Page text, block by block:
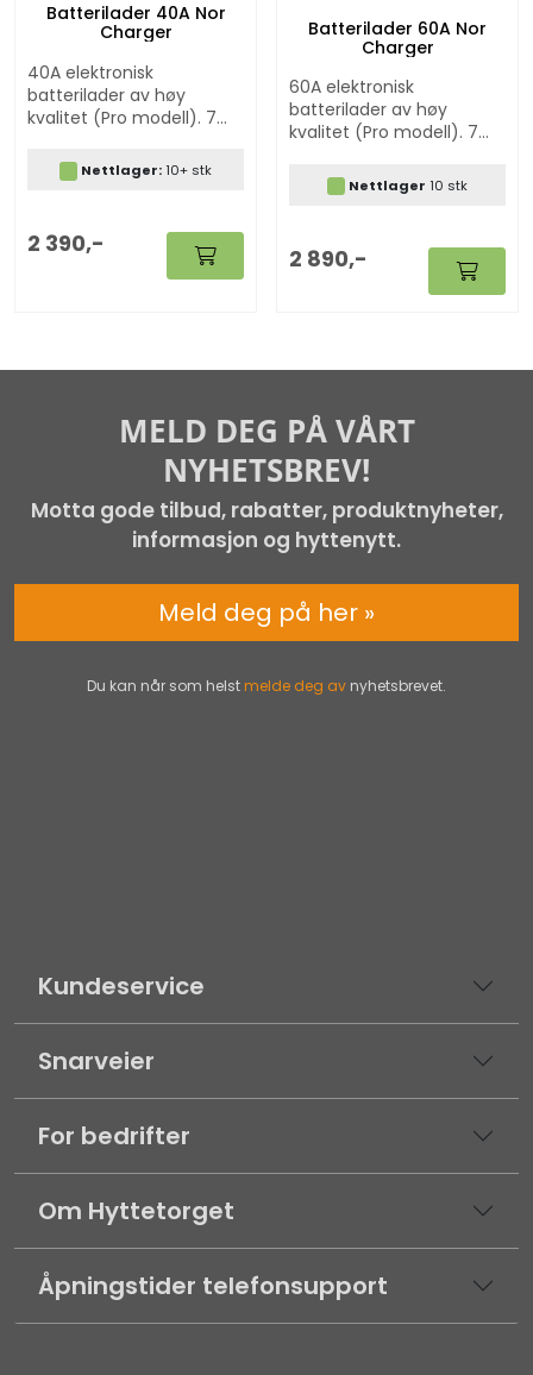
Batterilader 40A Nor
Charger
40A elektronisk
batterilader av høy
kvalitet (Pro modell). 7
modus for Lithium, AGM,
GEL og bly/syre batterier.
Nettlager:10+ stk
2 390,-
Batterilader 60A Nor
Charger
60A elektronisk
batterilader av høy
kvalitet (Pro modell). 7
modus for Lithium, AGM,
GEL og bly/syre batterier.
inkludert.
Nettlager 10 stk
2 890,-
Kundeservice
Snarveier
For bedrifter
Om Hyttetorget
Åpningstider telefonsupport
MELD DEG PÅ VÅRT
NYHETSBREV!
Motta gode tilbud, rabatter, produktnyheter,
informasjon og hyttenytt.
Du kan når som helst melde deg av nyhetsbrevet.
Meld deg på her »